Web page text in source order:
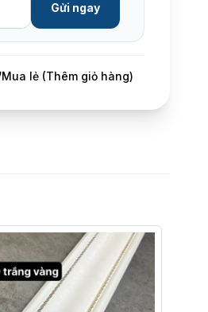
Gửi ngay
Mua lẻ (Thêm giỏ hàng)